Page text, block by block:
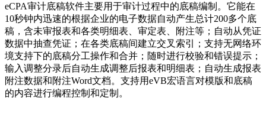
eCPA审计底稿软件主要用于审计过程中的底稿编制。它能在
10秒钟内迅速的根据企业的电子数据自动产生总计200多个底
稿，含未审报表和各类明细表、审定表、附注等；自动从凭证
数据中抽查凭证；在各类底稿间建立交叉索引；支持无网络环
境支持下的底稿分工操作和合并；随时进行校验和错误提示；
输入调整分录后自动生成调整后报表和明细表；自动生成报表
附注数据和附注Word文档。支持用eVB宏语言对模版和底稿
的内容进行编程控制和定制。